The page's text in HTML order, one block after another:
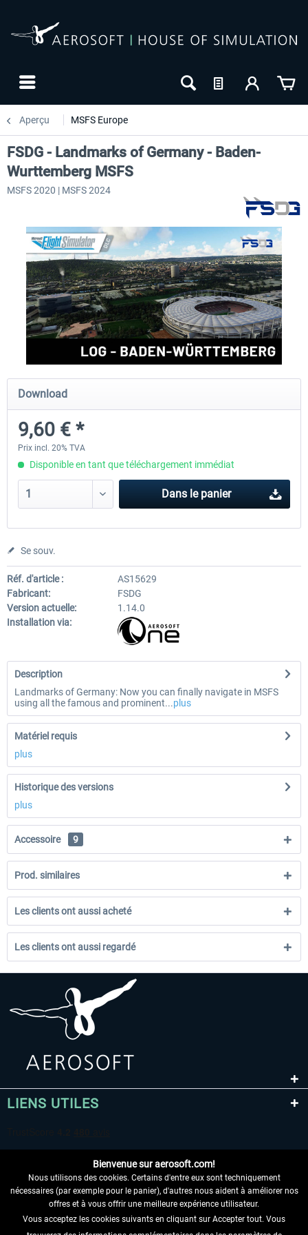
Aperçu MSFS Europe
Aerosoft Airport Cologne/Bonn sim-wings Hamburg
FSDG - Landmarks of Germany - Baden-
Wurttemberg MSFS
MSFS 2020 | MSFS 2024
Download
9,60 € *
Prix incl. 20% TVA
Disponible en tant que téléchargement immédiat
Dans le panier
Se souv.
Réf. d'article :
AS15629
Fabricant:
FSDG
Version actuelle:
1.14.0
Installation via:
Description
Landmarks of Germany: Now you can finally navigate in MSFS
using all the famous and prominent...plus
Matériel requis
plus
Historique des versions
plus
Accessoire 9
Prod. similaires
Les clients ont aussi acheté
Les clients ont aussi regardé
LIENS UTILES
RENONCER AU CONTRAT ICI
Bienvenue sur aerosoft.com!
Nous utilisons des cookies. Certains d'entre eux sont techniquement
nécessaires (par exemple pour le panier), d'autres nous aident à améliorer nos
offres et à vous offrir une meilleure expérience utilisateur.
Vous acceptez les cookies suivants en cliquant sur Accepter tout. Vous